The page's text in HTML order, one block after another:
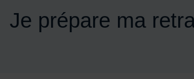
Je prépare ma